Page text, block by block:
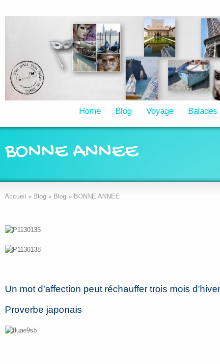
Home Blog Voyage Balades
BONNE ANNEE
Accueil » Blog » Blog » BONNE ANNEE
Un mot d’affection peut réchauffer trois mois
Proverbe japonais